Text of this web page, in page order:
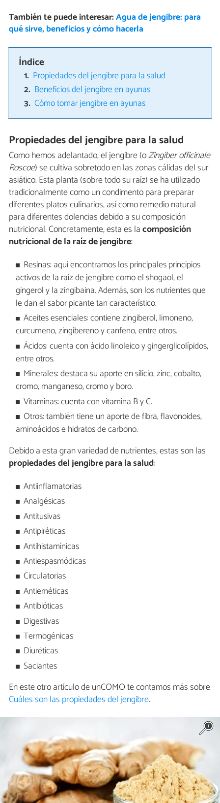
También te puede interesar:Agua de jengibre: para
qué sirve, beneficios y cómo hacerla
Índice
Propiedades del jengibre para la salud
Beneficios del jengibre en ayunas
Cómo tomar jengibre en ayunas
Propiedades del jengibre para la salud
Como hemos adelantado, el jengibre (oZingiber officinale
Roscoe) se cultiva sobretodo en las zonas cálidas del sur
asiático. Esta planta (sobre todo su raíz) se ha utilizado
tradicionalmente como un condimento para preparar
diferentes platos culinarios, así como remedio natural
para diferentes dolencias debido a su composición
nutricional. Concretamente, esta es lacomposición
nutricional de la raíz de jengibre:
Resinas: aquí encontramos los principales principios
activos de la raíz de jengibre como el shogaol, el
gingerol y la zingibaina. Además, son los nutrientes que
le dan el sabor picante tan característico.
Aceites esenciales: contiene zingiberol, limoneno,
curcumeno, zingibereno y canfeno, entre otros.
Ácidos: cuenta con ácido linoleico y gingerglicolípidos,
entre otros.
Minerales: destaca su aporte en silicio, zinc, cobalto,
cromo, manganeso, cromo y boro.
Vitaminas: cuenta con vitamina B y C.
Otros: también tiene un aporte de fibra, flavonoides,
aminoácidos e hidratos de carbono.
Debido a esta gran variedad de nutrientes, estas son las
propiedades del jengibre para la salud:
Antiinflamatorias
Analgésicas
Antitusivas
Antipiréticas
Antihistamínicas
Antiespasmódicas
Circulatorias
Antieméticas
Antibióticas
Digestivas
Termogénicas
Diuréticas
Saciantes
En este otro artículo de unCOMO te contamos más sobre
Cuáles son las propiedades del jengibre.